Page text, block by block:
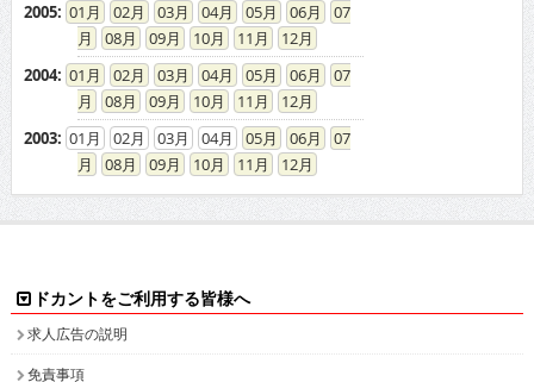
2005: 01 02 03 04 05 06
07
08
09 10 11
12
2004: 01 02 03 04 05 06
07
08
09 10 11
12
2003: 01 02 03 04 05 06
07
08
09 10 11 12
ドカントをご利用する皆様へ
求人広告の説明
免責事項